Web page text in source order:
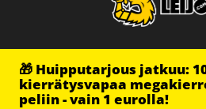
🎁 Huipputarjous jatkuu:
kierrätysvapaa
peliin - vain 1 eurolla!